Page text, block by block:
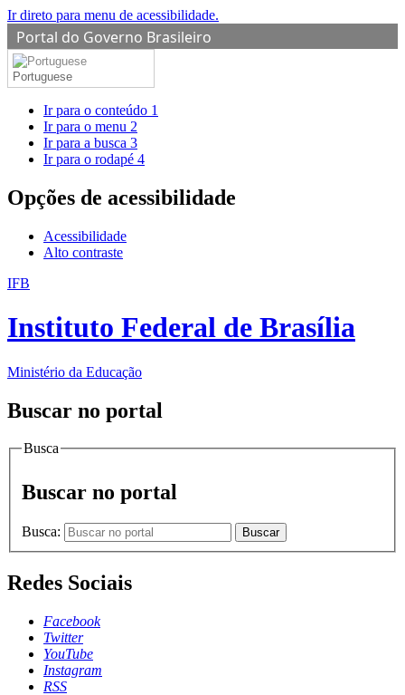
Ir direto para menu de acessibilidade.
Portal do Governo Brasileiro
Portuguese
Ir para o conteúdo 1
Ir para o menu 2
Ir para a busca 3
Ir para o rodapé 4
Opções de acessibilidade
Acessibilidade
Alto contraste
IFB
Instituto Federal de Brasília
Ministério da Educação
Buscar no portal
Busca
Buscar no portal
Busca: Buscar
Redes Sociais
Facebook
Twitter
YouTube
Instagram
RSS